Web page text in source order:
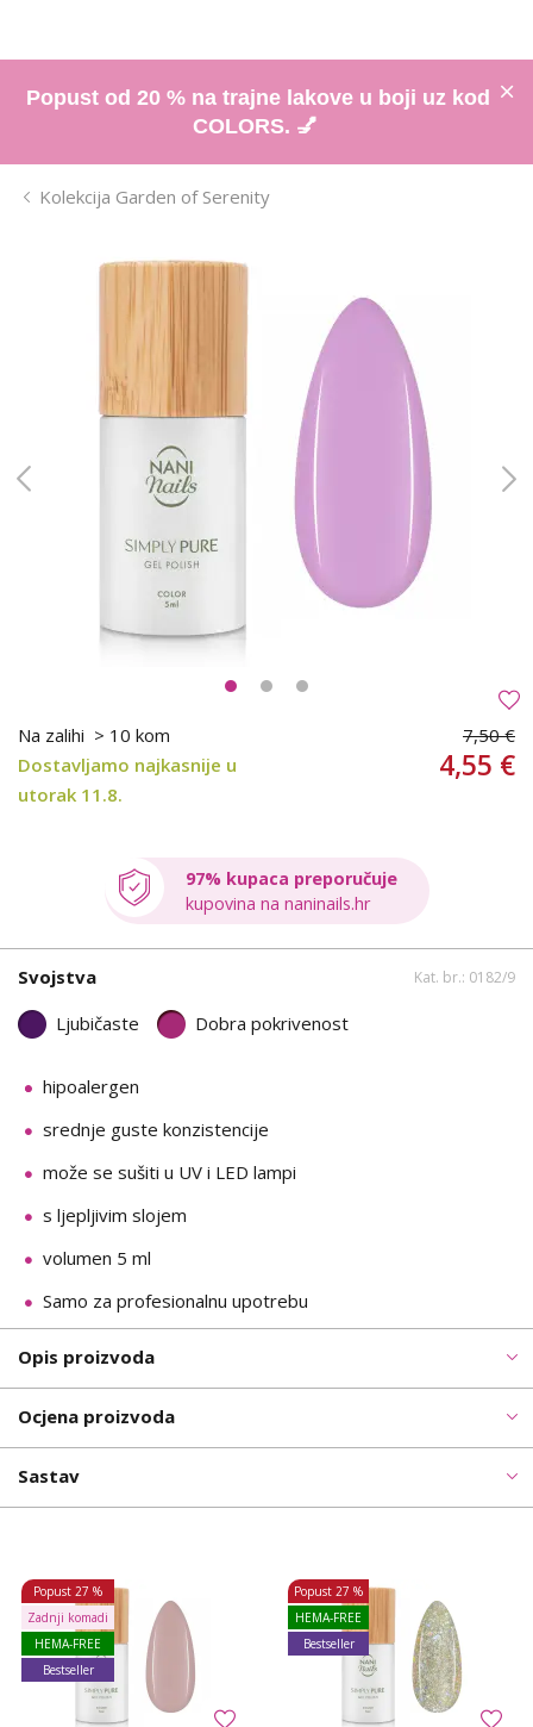
Popust od 20 % na trajne lakove u boji uz kod
COLORS. 💅
Kolekcija Garden of Serenity
Na zalihi > 10 kom
Dostavljamo najkasnije u
utorak 11.8.
7,50 €
4,55 €
97% kupaca preporučuje
kupovina na naninails.hr
Svojstva Kat. br.: 0182/9
Ljubičaste Dobra pokrivenost
hipoalergen
srednje guste konzistencije
može se sušiti u UV i LED lampi
s ljepljivim slojem
volumen 5 ml
Samo za profesionalnu upotrebu
Opis proizvoda
Ocjena proizvoda
Sastav
Popust 27 %
Zadnji komadi
HEMA-FREE
Bestseller
Popust 27 %
HEMA-FREE
Bestseller